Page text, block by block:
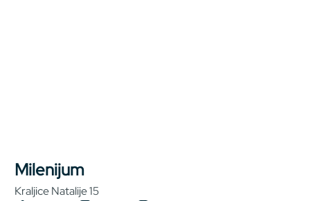
Milenijum
Kraljice Natalije 15